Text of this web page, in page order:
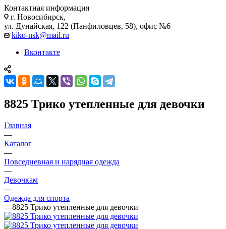
Контактная информация
г. Новосибирск,
ул. Дунайская, 122 (Панфиловцев, 58), офис №6
kiko-nsk@mail.ru
Вконтакте
8825 Трико утепленные для девочки
Главная
—
Каталог
—
Повседневная и нарядная одежда
—
Девочкам
—
Одежда для спорта
—8825 Трико утепленные для девочки